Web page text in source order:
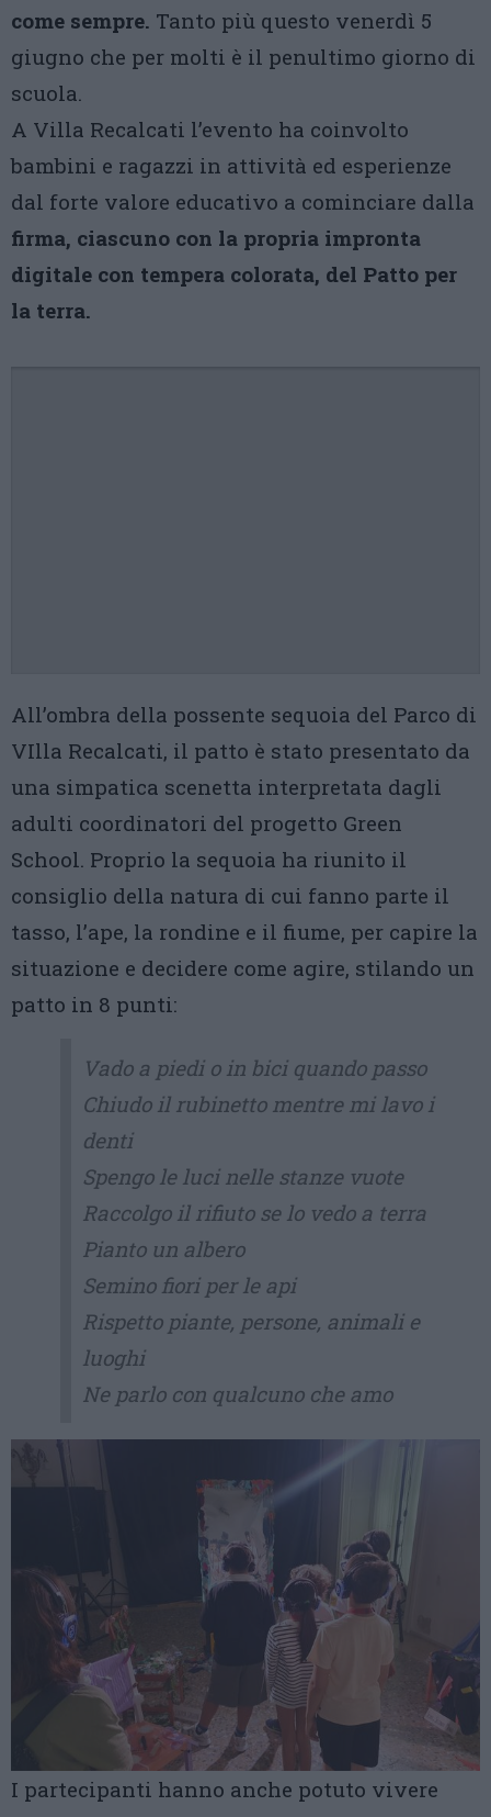
come sempre. Tanto più questo venerdì 5
giugno che per molti è il penultimo giorno di
scuola.
A Villa Recalcati l’evento ha coinvolto
bambini e ragazzi in attività ed esperienze
dal forte valore educativo a cominciare dalla
firma, ciascuno con la propria impronta
digitale con tempera colorata, del Patto per
la terra.
All’ombra della possente sequoia del Parco di
VIlla Recalcati, il patto è stato presentato da
una simpatica scenetta interpretata dagli
adulti coordinatori del progetto Green
School. Proprio la sequoia ha riunito il
consiglio della natura di cui fanno parte il
tasso, l’ape, la rondine e il fiume, per capire la
situazione e decidere come agire, stilando un
patto in 8 punti:
Vado a piedi o in bici quando passo
Chiudo il rubinetto mentre mi lavo i
denti
Spengo le luci nelle stanze vuote
Raccolgo il rifiuto se lo vedo a terra
Pianto un albero
Semino fiori per le api
Rispetto piante, persone, animali e
luoghi
Ne parlo con qualcuno che amo
I partecipanti hanno anche potuto vivere